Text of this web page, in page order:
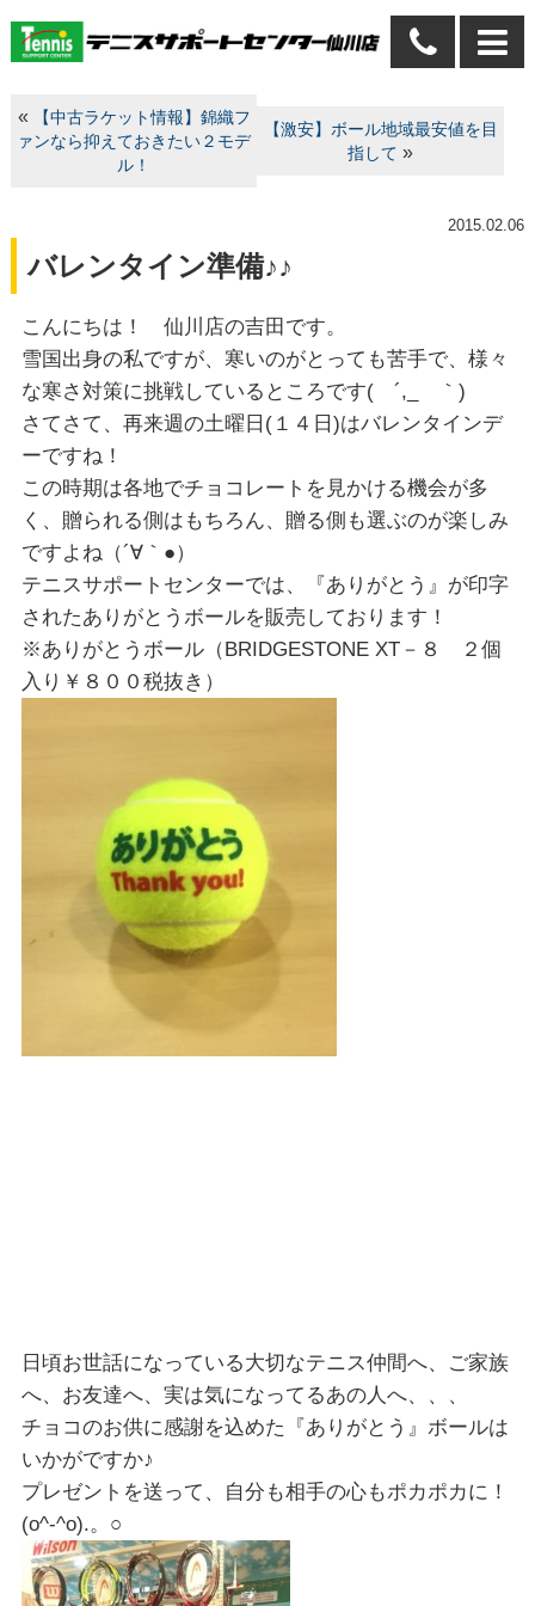
«
【中古ラケット情報】錦織フ
ァンなら抑えておきたい２モデ
ル！
【激安】ボール地域最安値を目
指して »
2015.02.06
バレンタイン準備♪♪
こんにちは！ 仙川店の吉田です。
雪国出身の私ですが、寒いのがとっても苦手で、様々
な寒さ対策に挑戦しているところです( ´,_ゝ｀)
さてさて、再来週の土曜日(１４日)はバレンタインデ
ーですね！
この時期は各地でチョコレートを見かける機会が多
く、贈られる側はもちろん、贈る側も選ぶのが楽しみ
ですよね（´∀｀●）
テニスサポートセンターでは、『ありがとう』が印字
されたありがとうボールを販売しております！
※ありがとうボール（BRIDGESTONE XT－８ ２個
入り￥８００税抜き）
日頃お世話になっている大切なテニス仲間へ、ご家族
へ、お友達へ、実は気になってるあの人へ、、、
チョコのお供に感謝を込めた『ありがとう』ボールは
いかがですか♪
プレゼントを送って、自分も相手の心もポカポカに！
(o^-^o).。○